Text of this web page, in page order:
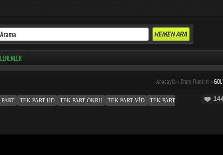
Anasayfa > Dram Filmleri >
TEK PART HD TEK PART OKRU TEK PART VID TEK PART